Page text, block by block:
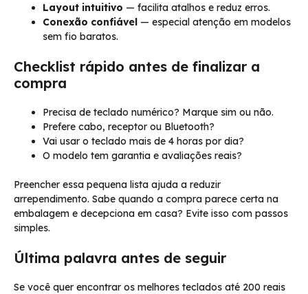
Layout intuitivo — facilita atalhos e reduz erros.
Conexão confiável — especial atenção em modelos
sem fio baratos.
Checklist rápido antes de finalizar a
compra
Precisa de teclado numérico? Marque sim ou não.
Prefere cabo, receptor ou Bluetooth?
Vai usar o teclado mais de 4 horas por dia?
O modelo tem garantia e avaliações reais?
Preencher essa pequena lista ajuda a reduzir
arrependimento. Sabe quando a compra parece certa na
embalagem e decepciona em casa? Evite isso com passos
simples.
Última palavra antes de seguir
Se você quer encontrar os melhores teclados até 200 reais